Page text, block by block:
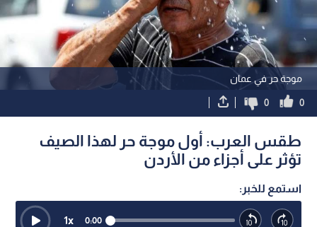
موجة حر في عمان
0
0
طقس العرب: أول موجة حر لهذا الصيف
تؤثر على أجزاء من الأردن
استمع للخبر:
0:00
1x